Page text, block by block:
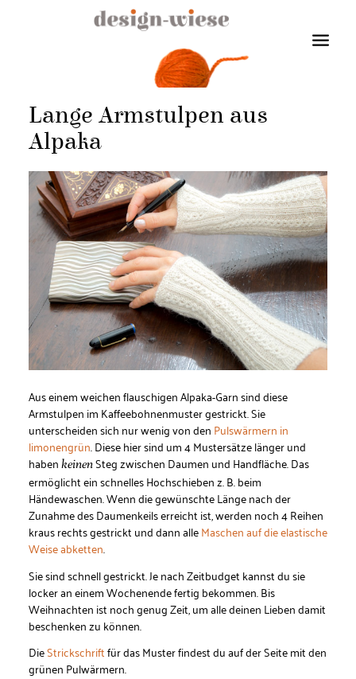
Lange Armstulpen aus
Alpaka
Aus einem weichen flauschigen Alpaka-Garn sind diese
Armstulpen im Kaffeebohnenmuster gestrickt. Sie
unterscheiden sich nur wenig von den Pulswärmern in
limonengrün. Diese hier sind um 4 Mustersätze länger und
haben keinenSteg zwischen Daumen und Handfläche. Das
ermöglicht ein schnelles Hochschieben z. B. beim
Händewaschen. Wenn die gewünschte Länge nach der
Zunahme des Daumenkeils erreicht ist, werden noch 4 Reihen
kraus rechts gestrickt und dann alleMaschen auf die elastische
Weise abketten.
Sie sind schnell gestrickt. Je nach Zeitbudget kannst du sie
locker an einem Wochenende fertig bekommen. Bis
Weihnachten ist noch genug Zeit, um alle deinen Lieben damit
beschenken zu können.
DieStrickschriftfür das Muster findest du auf der Seite mit den
grünen Pulwärmern.